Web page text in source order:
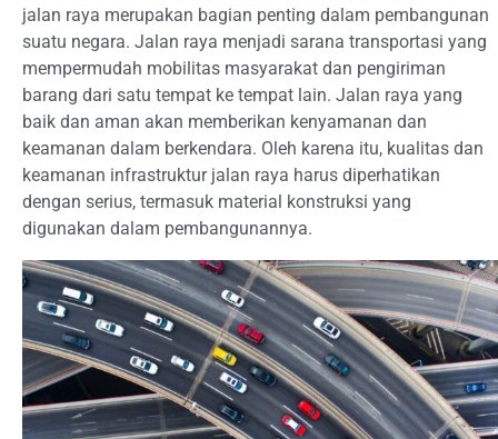
jalan raya merupakan bagian penting dalam pembangunan
suatu negara. Jalan raya menjadi sarana transportasi yang
mempermudah mobilitas masyarakat dan pengiriman
barang dari satu tempat ke tempat lain. Jalan raya yang
baik dan aman akan memberikan kenyamanan dan
keamanan dalam berkendara. Oleh karena itu, kualitas dan
keamanan infrastruktur jalan raya harus diperhatikan
dengan serius, termasuk material konstruksi yang
digunakan dalam pembangunannya.